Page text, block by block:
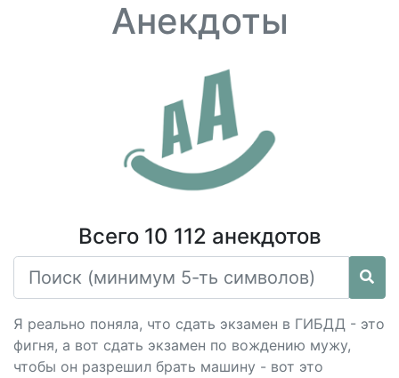
Анекдоты
Всего 10 112 анекдотов
Я реально поняла, что сдать экзамен в ГИБДД - это
фигня, а вот сдать экзамен по вождению мужу,
чтобы он разрешил брать машину - вот это